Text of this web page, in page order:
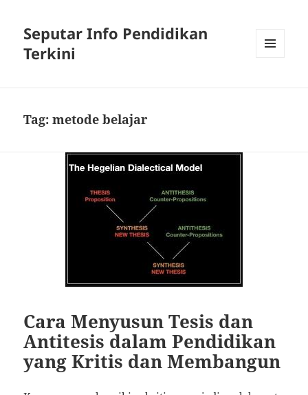
Seputar Info Pendidikan
Terkini
Tag:metode belajar
Cara Menyusun Tesis dan
Antitesis dalam Pendidikan
yang Kritis dan Membangun